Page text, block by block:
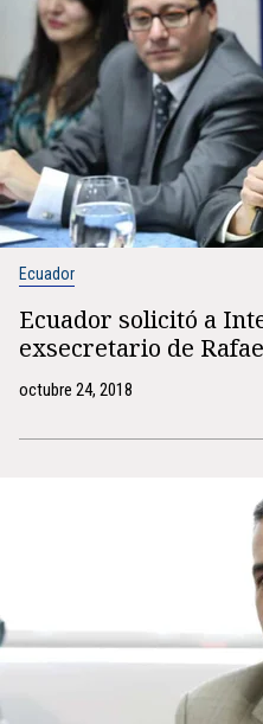
Ecuador
Ecuador solicitó a
exsecretario de
octubre 24, 2018